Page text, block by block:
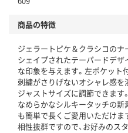
商品の特徴
ジェラートピケ＆クラシコのナ
シェイプされたテーパードデザ
な印象を与えます。左ポケット
刺繍がさりげないオシャレ感を
ジャストサイズに調節できます
なめらかなシルキータッチの新
も簡単で長くご愛用いただけま
相性抜群ですので、お好みのス